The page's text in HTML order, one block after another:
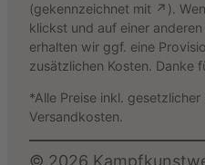
(gekennzeichnet mit ↗).
klickst und auf einer
erhalten wir ggf. eine
zusätzlichen Kosten. Danke
*Alle Preise inkl.
Versandkosten.
© 2026